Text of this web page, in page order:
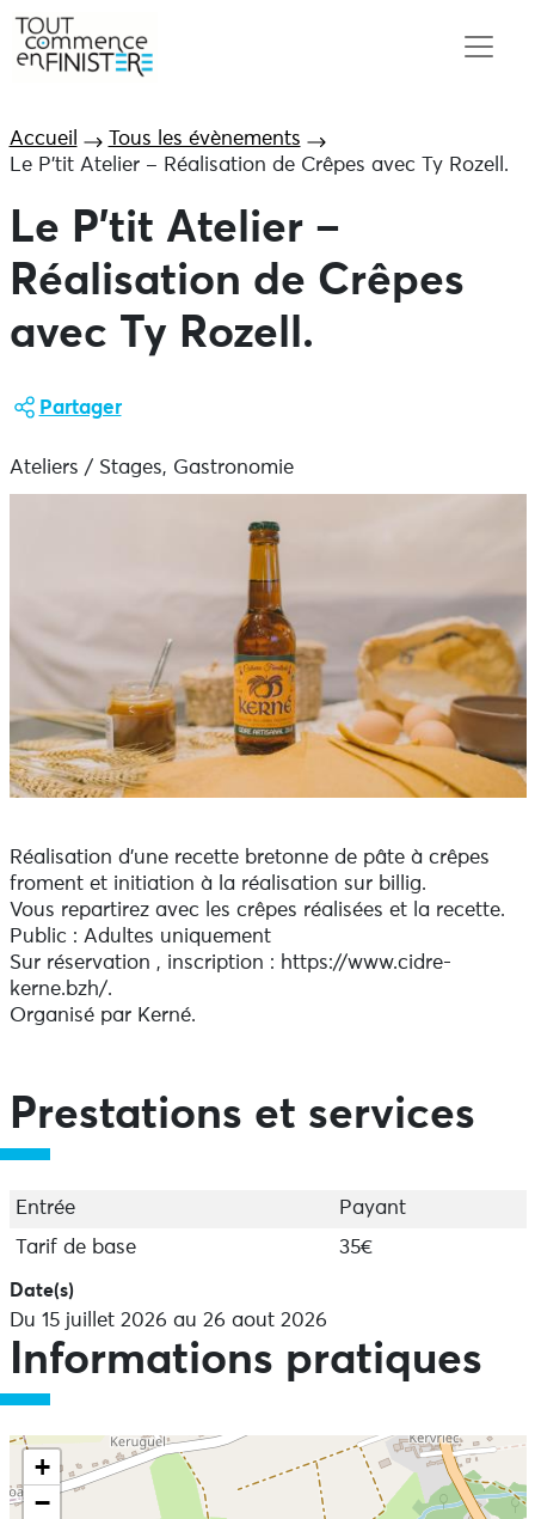
Accueil
Tous les évènements
Le P’tit Atelier – Réalisation de Crêpes avec Ty Rozell.
Le P’tit Atelier –
Réalisation de Crêpes
avec Ty Rozell.
Partager
Ateliers / Stages, Gastronomie
Réalisation d’une recette bretonne de pâte à crêpes
froment et initiation à la réalisation sur billig.
Vous repartirez avec les crêpes réalisées et la recette.
Public : Adultes uniquement
Sur réservation , inscription : https://www.cidre-
kerne.bzh/.
Organisé par Kerné.
Prestations et services
Entrée
Payant
Tarif de base
35€
Date(s)
Du 15 juillet 2026 au 26 aout 2026
Informations pratiques
+
−